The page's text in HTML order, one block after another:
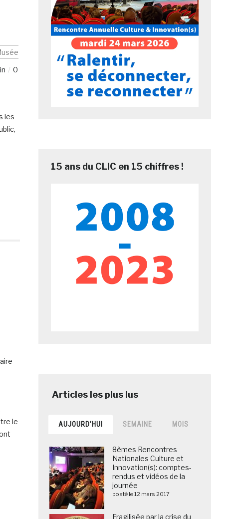
0
les
le
15 ans du CLIC en 15 chiffres !
AUJOURD’HUI SEMAINE MOIS
8èmes Rencontres
Nationales Culture et
Innovation(s): comptes-
rendus et vidéos de la
journée
posté le 12 mars 2017
Fragilisée par la crise du